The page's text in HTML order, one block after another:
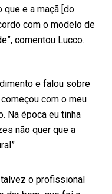
que e a maçã [do
com o modelo de
comentou Lucco.
e falou sobre
com o meu
Na época eu tinha
não quer que a
talvez o profissional